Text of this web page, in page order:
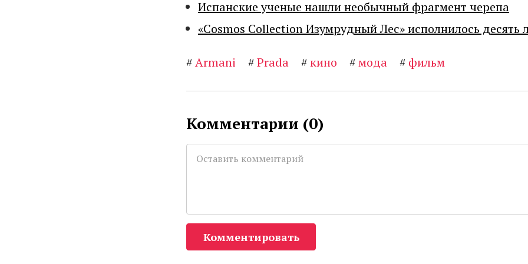
Испанские ученые нашли необычный фрагмент черепа
«Cosmos Collection Изумрудный Лес» исполнилось десять
#Armani #Prada #кино #мода # фильм
Комментарии (0)
Комментировать